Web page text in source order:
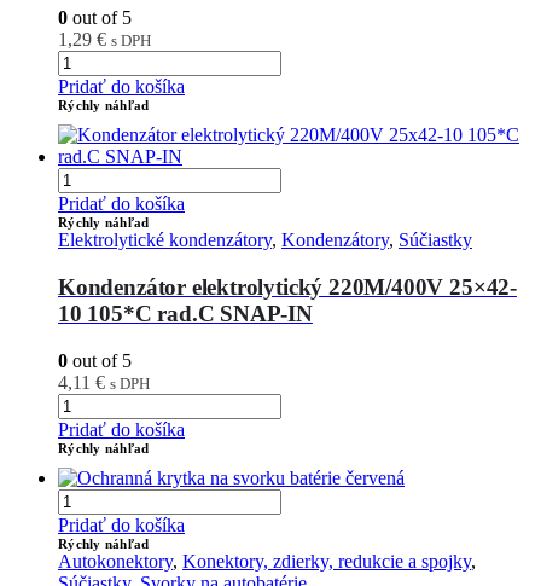
0 out of 5
1,29 € s DPH
Pridať do košíka
Rýchly náhľad
Pridať do košíka
Rýchly náhľad
Elektrolytické kondenzátory, Kondenzátory, Súčiastky
Kondenzátor elektrolytický 220M/400V 25×42-
10 105*C rad.C SNAP-IN
0 out of 5
4,11 € s DPH
Pridať do košíka
Rýchly náhľad
Pridať do košíka
Rýchly náhľad
Autokonektory, Konektory, zdierky, redukcie a spojky,